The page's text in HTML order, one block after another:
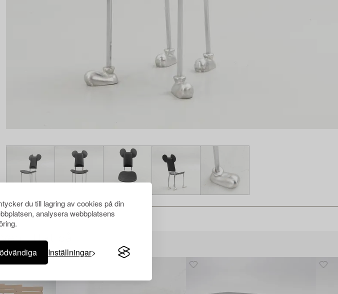
du till lagring av cookies på din
analysera webbplatsens
Inställningar
tittat på